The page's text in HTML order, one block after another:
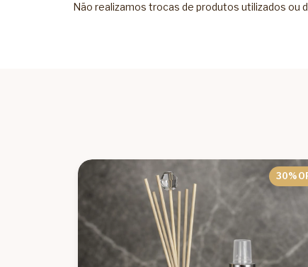
Não realizamos trocas de produtos utilizados ou
30%